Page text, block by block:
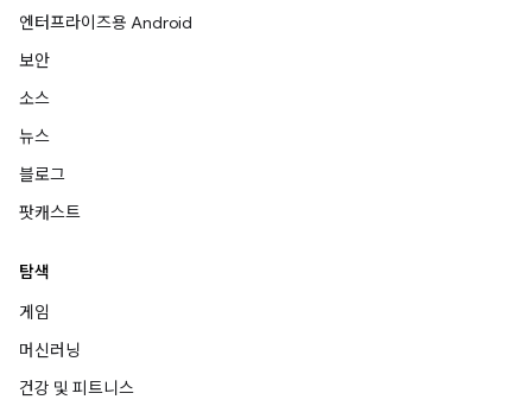
엔터프라이즈용 Android
보안
소스
뉴스
블로그
팟캐스트
탐색
게임
머신러닝
건강 및 피트니스